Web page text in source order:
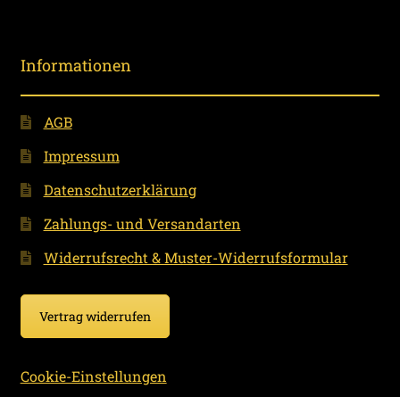
Informationen
AGB
Impressum
Datenschutzerklärung
Zahlungs- und Versandarten
Widerrufsrecht & Muster-Widerrufsformular
Vertrag widerrufen
Cookie-Einstellungen